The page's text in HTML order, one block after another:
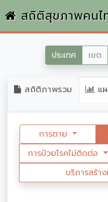
สถิติสุขภาพคนไ
ประเทศ เขต
สถิติภาพรวม แผ
การตาย
การป่วยโรคไม่ติดต่อ
บริการสร้า